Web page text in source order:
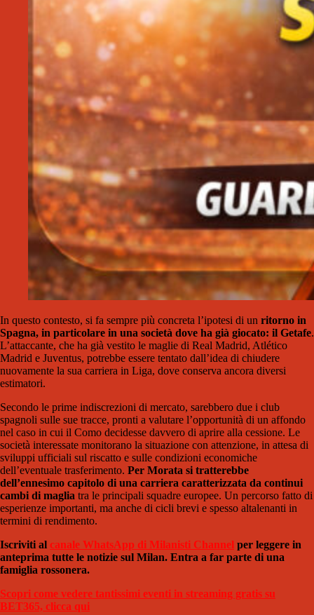
In questo contesto, si fa sempre più concreta l’ipotesi di un ritorno in
Spagna, in particolare in una società dove ha già giocato: il Getafe.
L’attaccante, che ha già vestito le maglie di Real Madrid, Atlético
Madrid e Juventus, potrebbe essere tentato dall’idea di chiudere
nuovamente la sua carriera in Liga, dove conserva ancora diversi
estimatori.
Secondo le prime indiscrezioni di mercato, sarebbero due i club
spagnoli sulle sue tracce, pronti a valutare l’opportunità di un affondo
nel caso in cui il Como decidesse davvero di aprire alla cessione. Le
società interessate monitorano la situazione con attenzione, in attesa di
sviluppi ufficiali sul riscatto e sulle condizioni economiche
dell’eventuale trasferimento. Per Morata si tratterebbe
dell’ennesimo capitolo di una carriera caratterizzata da continui
cambi di maglia tra le principali squadre europee. Un percorso fatto di
esperienze importanti, ma anche di cicli brevi e spesso altalenanti in
termini di rendimento.
Iscriviti al canale WhatsApp di Milanisti Channel per leggere in
anteprima tutte le notizie sul Milan. Entra a far parte di una
famiglia rossonera.
Scopri come vedere tantissimi eventi in streaming gratis su
BET365, clicca qui